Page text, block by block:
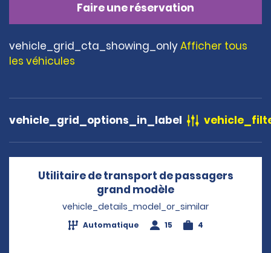
Faire une réservation
vehicle_grid_cta_showing_onlyAfficher tous
les véhicules
vehicle_grid_options_in_label
Utilitaire de transport de passagers
grand modèle
vehicle_details_model_or_similar
Automatique 15 4